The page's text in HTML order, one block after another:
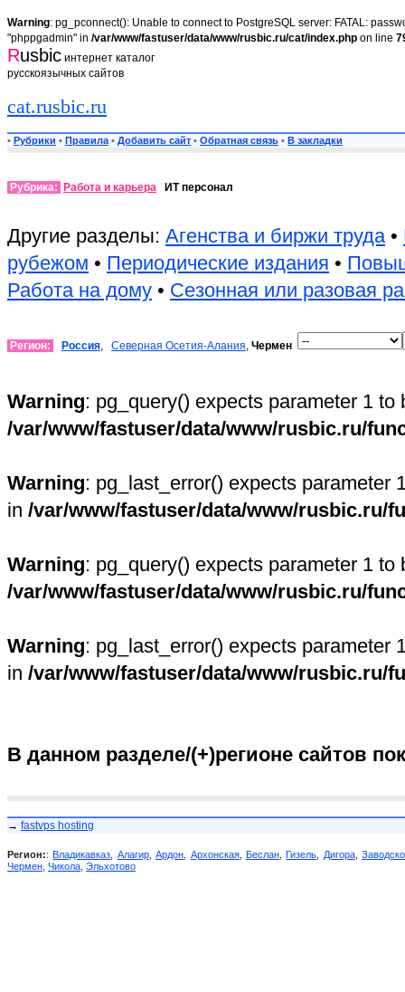
Warning: pg_pconnect(): Unable to connect to PostgreSQL server: FATAL:
"phppgadmin" in /var/www/fastuser/data/www/rusbic.ru/cat/index.php on line
Rusbic интернет каталог
русскоязычных сайтов
cat.rusbic.ru
• Рубрики • Правила • Добавить сайт • Обратная связь • В закладки
Рубрика: Работа и карьера ИТ персонал
Другие разделы: Агенства и биржи труда•
рубежом • Периодические издания •
Работа на дому • Сезонная или разовая
Регион: Россия, Северная Осетия-Алания, Чермен
Warning: pg_query() expects parameter 1
/var/www/fastuser/data/www/rusbic.ru/
Warning: pg_last_error() expects parameter
in /var/www/fastuser/data/www/rusbic.ru/
Warning: pg_query() expects parameter 1
/var/www/fastuser/data/www/rusbic.ru/
Warning: pg_last_error() expects parameter
in /var/www/fastuser/data/www/rusbic.ru/
В данном разделе/(+)регионе сайтов
→ fastvps hosting
Регион::Владикавказ Алагир,Ардон Архонская, Беслан,Гизель Дигора,
Чермен Чикола Эльхотово